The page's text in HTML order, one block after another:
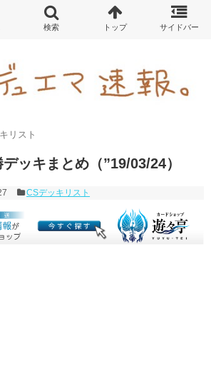
リスト
デッキまとめ（”19/03/24）
CSデッキリスト